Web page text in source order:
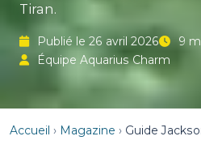
Tiran.
Publié le 26 avril 2026
9
Équipe Aquarius Charm
Accueil › Magazine › Guide